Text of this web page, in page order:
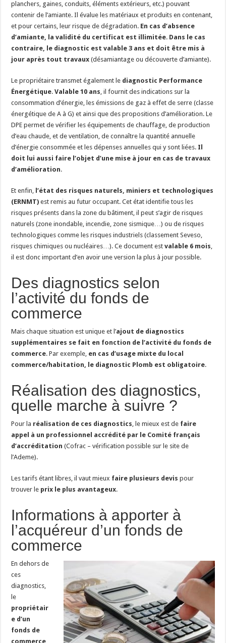
planchers, gaines, conduits, éléments extérieurs, etc.) pouvant
contenir de l’amiante. Il évalue les matériaux et produits en contenant,
et pour certains, leur risque de dégradation. En cas d’absence
d’amiante, la validité du certificat est illimitée. Dans le cas
contraire, le diagnostic est valable 3 ans et doit être mis à
jour après tout travaux (désamiantage ou découverte d’amiante).
Le propriétaire transmet également le diagnostic Performance
Énergétique.Valable 10 ans, il fournit des indications sur la
consommation d’énergie, les émissions de gaz à effet de serre (classe
énergétique de A à G) et ainsi que des propositions d’amélioration. Le
DPE permet de vérifier les équipements de chauffage, de production
d’eau chaude, et de ventilation, de connaître la quantité annuelle
d’énergie consommée et les dépenses annuelles qui y sont liées. Il
doit lui aussi faire l’objet d’une mise à jour en cas de travaux
d’amélioration.
Et enfin, l’état des risques naturels, miniers et technologiques
(ERNMT) est remis au futur occupant. Cet état identifie tous les
risques présents dans la zone du bâtiment, il peut s’agir de risques
naturels (zone inondable, incendie, zone sismique…) ou de risques
technologiques comme les risques industriels (classement Seveso,
risques chimiques ou nucléaires…). Ce document estvalable 6 mois,
il est donc important d’en avoir une version la plus à jour possible.
Des diagnostics selon
l’activité du fonds de
commerce
Mais chaque situation est unique et l’ajout de diagnostics
supplémentaires se fait en fonction de l’activité du fonds de
commerce. Par exemple, en cas d’usage mixte du local
commerce/habitation, le diagnostic Plomb est obligatoire.
Réalisation des diagnostics,
quelle marche à suivre ?
Pour la réalisation de ces diagnostics, le mieux est de faire
appel à un professionnel accrédité par le Comité français
d’accréditation (Cofrac – vérification possible sur le site de
l’Ademe).
Les tarifs étant libres, il vaut mieux faire plusieurs devis pour
trouver le prix le plus avantageux.
Informations à apporter à
l’acquéreur d’un fonds de
commerce
En dehors de
ces
diagnostics,
le
propriétair
e d’un
fonds de
commerce